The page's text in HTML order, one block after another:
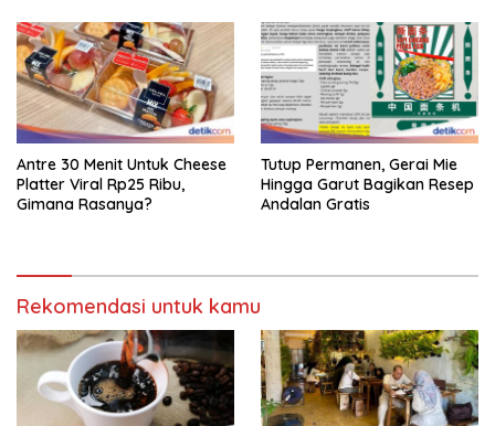
Antre 30 Menit Untuk Cheese
Platter Viral Rp25 Ribu,
Gimana Rasanya?
Tutup Permanen, Gerai Mie
Hingga Garut Bagikan Resep
Andalan Gratis
Rekomendasi untuk kamu